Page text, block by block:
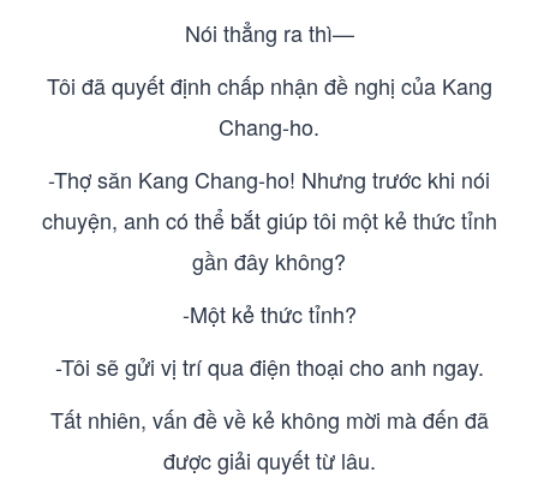
Nói thẳng ra thì—
Tôi đã quyết định chấp nhận đề nghị của Kang
Chang-ho.
-Thợ săn Kang Chang-ho! Nhưng trước khi nói
chuyện, anh có thể bắt giúp tôi một kẻ thức tỉnh
gần đây không?
-Một kẻ thức tỉnh?
-Tôi sẽ gửi vị trí qua điện thoại cho anh ngay.
Tất nhiên, vấn đề về kẻ không mời mà đến đã
được giải quyết từ lâu.